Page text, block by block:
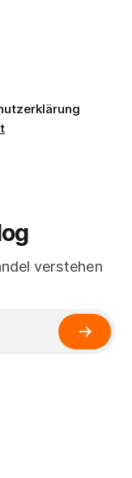
Gipfel auf der
verstehen